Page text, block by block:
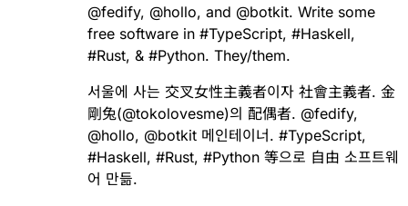
@fedify, @hollo, and @botkit. Write some
free software in #TypeScript, #Haskell,
#Rust, & #Python. They/them.
서울에 사는 交叉女性主義者이자 社會主義者. 金
剛兔(@tokolovesme)의 配偶者. @fedify,
@hollo, @botkit 메인테이너. #TypeScript,
#Haskell, #Rust, #Python 等으로 自由 소프트웨
어 만듦.